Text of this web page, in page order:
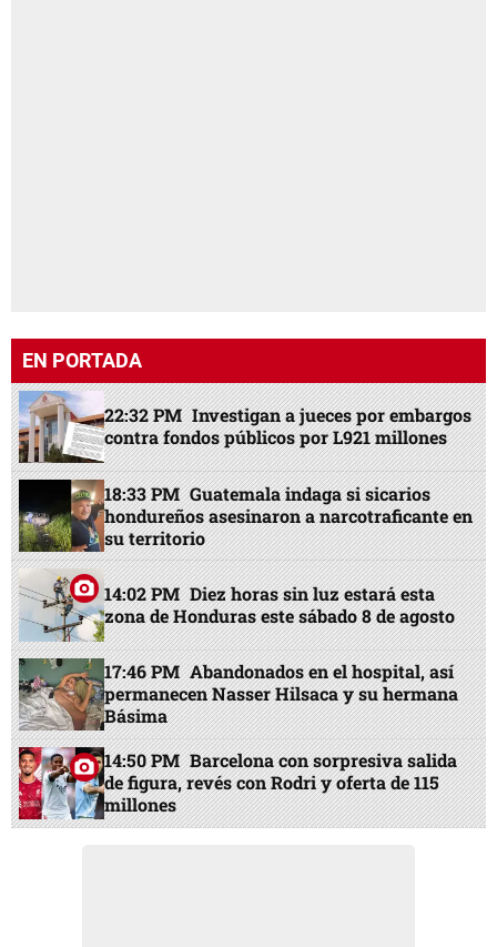
EN PORTADA
22:32 PM Investigan a jueces por embargos
contra fondos públicos por L921 millones
18:33 PM Guatemala indaga si sicarios
hondureños asesinaron a narcotraficante en
su territorio
14:02 PM Diez horas sin luz estará esta
zona de Honduras este sábado 8 de agosto
17:46 PM Abandonados en el hospital, así
permanecen Nasser Hilsaca y su hermana
Básima
14:50 PM Barcelona con sorpresiva salida
de figura, revés con Rodri y oferta de 115
millones